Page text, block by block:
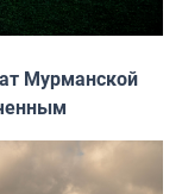
Мурманской